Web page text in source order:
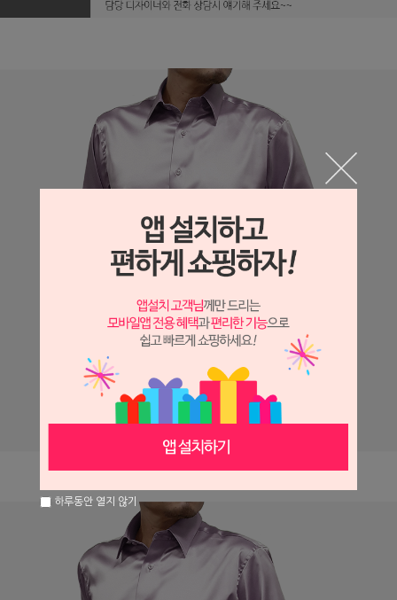
하루동안 열지 않기